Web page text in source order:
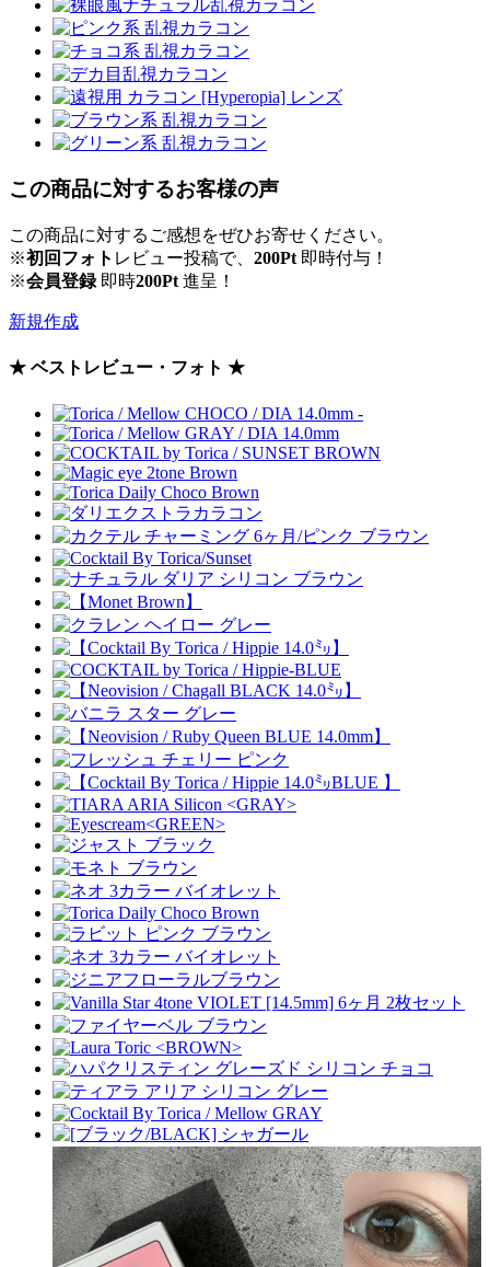
この商品に対するお客様の声
この商品に対するご感想をぜひお寄せください。
※初回フォト レビュー投稿で、 200Pt 即時付与！
※会員登録即時200Pt 進呈！
新規作成
★ ベストレビュー・フォト ★